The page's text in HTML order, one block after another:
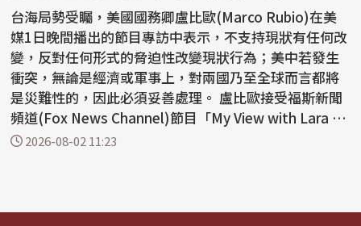
台海局勢受矚，美國國務卿盧比歐(Marco Rubio)在美
媒1日晚間播出的節目專訪中表示，不支持現狀有任何改
變，反對任何形式的脅迫性改變現狀行為；美中若發生
衝突，無論是經濟或軍事上，對兩國乃至全球而言都將
是災難性的，因此必須妥善處理。 盧比歐接受福斯新聞
頻道(Fox News Channel)節目「My View with Lara Tr
ump」...
2026-08-02 11:23